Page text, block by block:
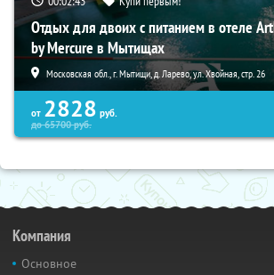
Отдых для двоих с питанием в отеле
by Mercure в Мытищах
Московская обл., г. Мытищи, д. Ларево, ул. Хвойная, стр. 26
от 2828 руб.
до65700руб.
Компания
Основное